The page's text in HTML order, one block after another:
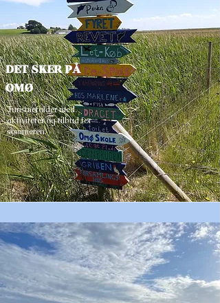
DET SKER PÅ
OMØ
Turismefolder med
aktiviteter og tilbudfor
sommeren.